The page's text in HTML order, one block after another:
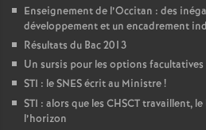
Enseignement de l’Occitan : des
développement et un encadrement
Résultats du Bac 2013
Un sursis pour les options
STI : le SNES écrit au Ministre!
STI : alors que les CHSCT travaillent,
l’horizon